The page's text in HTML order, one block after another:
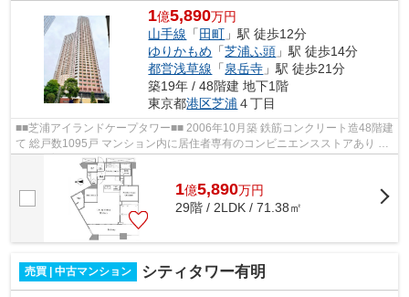
1億5,890万円
山手線 「 田町 」駅 徒歩12分
ゆりかもめ 「芝浦ふ頭 」駅 徒歩14分
都営浅草線 「泉岳寺 」駅 徒歩21分
築19年 / 48階建 地下1階
東京都港区芝浦 ４丁目
■■芝浦アイランドケープタワー■■ 2006年10月築 鉄筋コンクリート造48階建
て 総戸数1095戸 マンション内に居住者専有のコンビニエンスストアあり ペ
ット飼育可能 レンタサイクルあり ...
1億5,890万円
29階 / 2LDK / 71.38㎡
売買 | 中古マンション シティタワー有明